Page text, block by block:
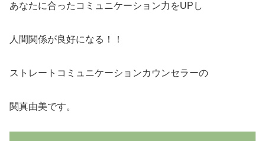
あなたに合ったコミュニケーション力をUPし
人間関係が良好になる！！
ストレートコミュニケーションカウンセラーの
関真由美です。